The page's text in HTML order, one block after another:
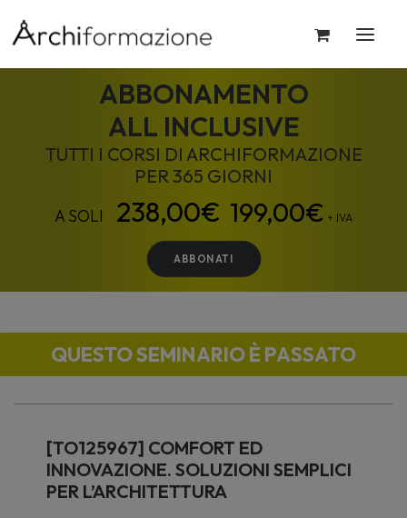
ABBONAMENTO
ALL INCLUSIVE
TUTTI I CORSI DI ARCHIFORMAZIONE
PER 365 GIORNI
199,00€ + IVA
ABBONATI
QUESTO SEMINARIO È PASSATO
[TO125967] COMFORT ED
INNOVAZIONE. SOLUZIONI SEMPLICI
PER L’ARCHITETTURA